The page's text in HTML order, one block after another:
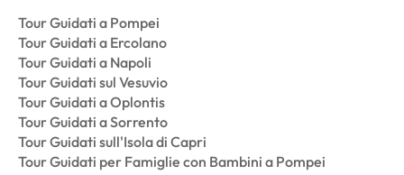
Tour Guidati a Pompei
Tour Guidati a Ercolano
Tour Guidati a Napoli
Tour Guidati sul Vesuvio
Tour Guidati a Oplontis
Tour Guidati a Sorrento
Tour Guidati sull'Isola di Capri
Tour Guidati per Famiglie con Bambini a Pompei